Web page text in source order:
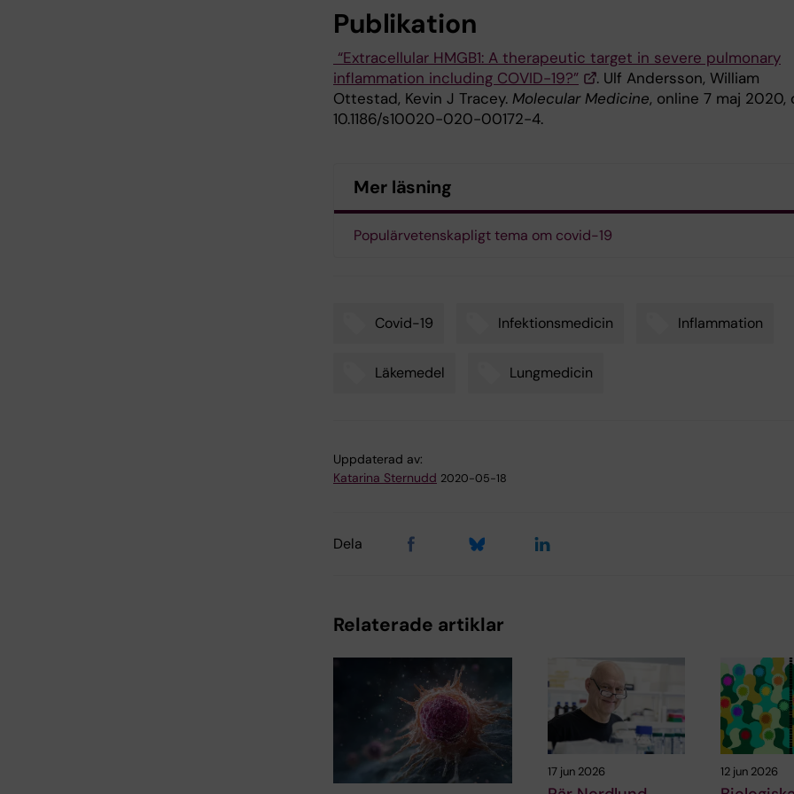
Publikation
“Extracellular HMGB1: A therapeutic target in severe pulmonary
inflammation including COVID-19?”
. Ulf Andersson, William
Ottestad, Kevin J Tracey. Molecular Medicine, online 7 maj 2020,
10.1186/s10020-020-00172-4.
Mer läsning
Populärvetenskapligt tema om covid-19
Covid-19 Infektionsmedicin Inflammation
Läkemedel Lungmedicin
Uppdaterad av:
Katarina Sternudd 2020-05-18
Dela
Relaterade artiklar
17 jun 2026 12 jun 2026